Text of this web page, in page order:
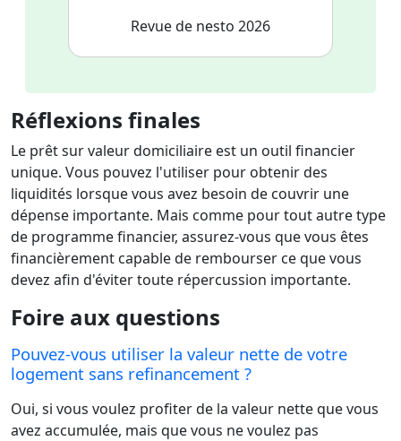
Revue de nesto 2026
Réflexions finales
Le prêt sur valeur domiciliaire est un outil financier
unique. Vous pouvez l'utiliser pour obtenir des
liquidités lorsque vous avez besoin de couvrir une
dépense importante. Mais comme pour tout autre type
de programme financier, assurez-vous que vous êtes
financièrement capable de rembourser ce que vous
devez afin d'éviter toute répercussion importante.
Foire aux questions
Pouvez-vous utiliser la valeur nette de votre
logement sans refinancement ?
Oui, si vous voulez profiter de la valeur nette que vous
avez accumulée, mais que vous ne voulez pas